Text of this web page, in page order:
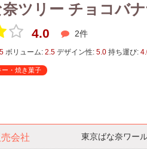
ツリー チョコバ
4.0 2件
ボリューム: 2.5デザイン性: 5.0持ち運び:
ー・焼き菓子
会社 東京ばな奈ワー